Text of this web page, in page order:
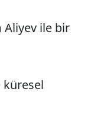
Aliyev ile bir
küresel